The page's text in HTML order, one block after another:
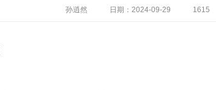
孙逍然 日期：2024-09-29 1615